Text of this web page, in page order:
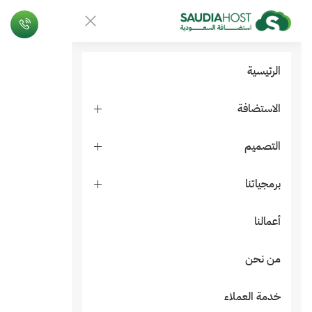
الرئيسية
الاستضافة
التصميم
برمجياتنا
أعمالنا
من نحن
خدمة العملاء